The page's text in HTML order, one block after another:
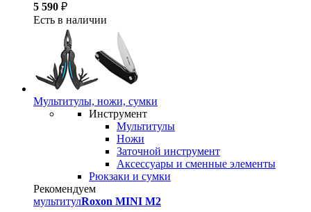
5 590 ₽
Есть в наличии
Мультитулы, ножи, сумки
Инструмент
Мультитулы
Ножи
Заточной инструмент
Аксессуары и сменные элементы
Рюкзаки и сумки
Рекомендуем
мультитулRoxon MINI M2